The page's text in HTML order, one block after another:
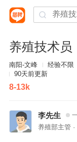
养殖技术员
南阳-文峰 经验不限
90天前更新
8-13k
李先生
养殖部主管